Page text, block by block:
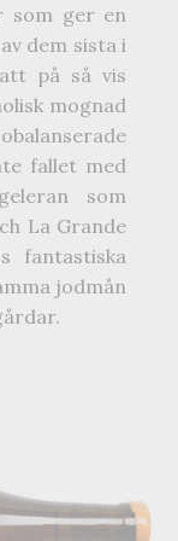
som ger en
dem sista i
på så vis
mognad
fallet med
som
La Grande
fantastiska
jodmån